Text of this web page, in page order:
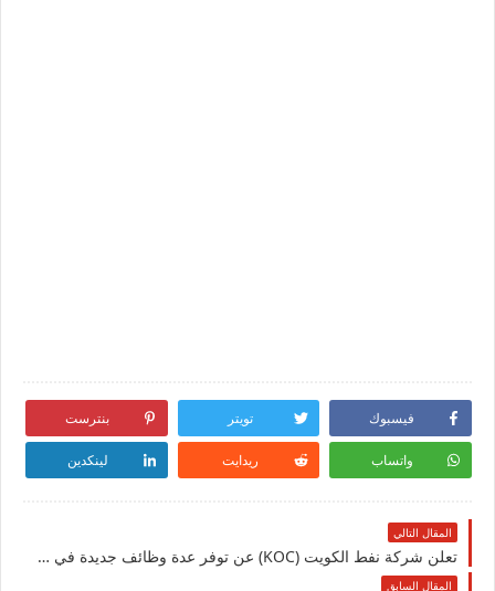
فيسبوك تويتر بنترست
واتساب ريدايت لينكدين
المقال التالي
تعلن شركة نفط الكويت (KOC) عن توفر عدة وظائف جديدة في العديد من التخصصات للوافدين والمقيمين في الكويت
المقال السابق